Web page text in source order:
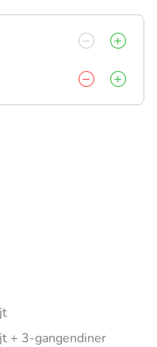
+ 3-gangendiner